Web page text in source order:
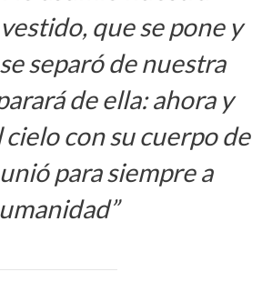
que se pone y
separó de nuestra
de ella: ahora y
con su cuerpo de
para siempre a